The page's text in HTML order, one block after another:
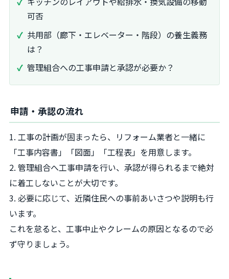
可否
共用部（廊下・エレベーター・階段）の養生義務
は？
管理組合への工事申請と承認が必要か？
申請・承認の流れ
1. 工事の計画が固まったら、リフォーム業者と一緒に
「工事内容書」「図面」「工程表」を用意します。
2. 管理組合へ工事申請を行い、承認が得られるまで絶対
に着工しないことが大切です。
3. 必要に応じて、近隣住民への事前あいさつや説明も行
います。
これを怠ると、工事中止やクレームの原因となるので必
ず守りましょう。